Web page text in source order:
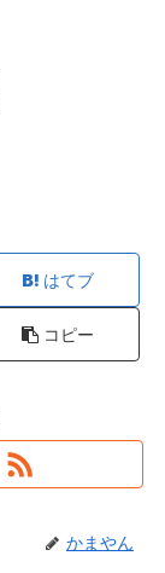
はてブ
コピー
かまやん